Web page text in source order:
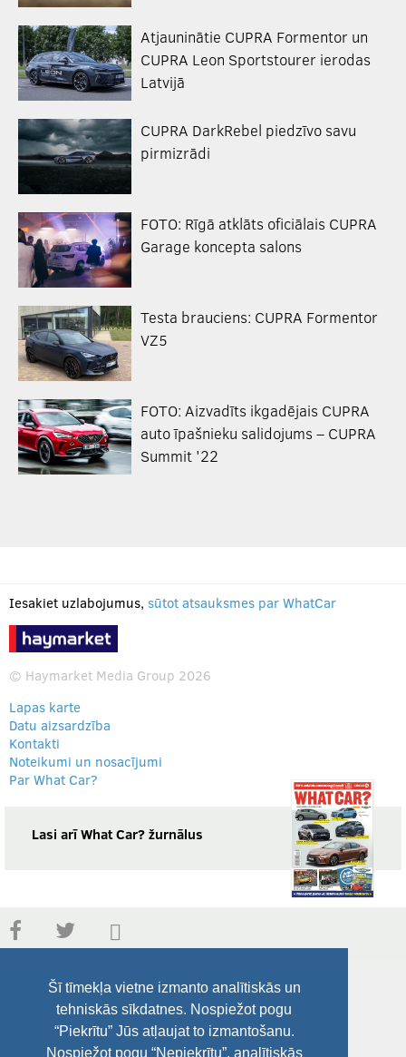
Šī tīmekļa vietne izmanto analītiskās un
tehniskās sīkdatnes. Nospiežot pogu
“Piekrītu” Jūs atļaujat to izmantošanu.
Nospiežot pogu “Nepiekrītu”, analītiskās
Atjauninātie CUPRA Formentor un
CUPRA Leon Sportstourer ierodas
Latvijā
CUPRA DarkRebel piedzīvo savu
pirmizrādi
FOTO: Rīgā atklāts oficiālais CUPRA
Garage koncepta salons
Testa brauciens: CUPRA Formentor
VZ5
FOTO: Aizvadīts ikgadējais CUPRA
auto īpašnieku salidojums – CUPRA
Summit '22
Iesakiet uzlabojumus, sūtot atsauksmes par WhatCar
© Haymarket Media Group 2026
Lapas karte
Datu aizsardzība
Kontakti
Noteikumi un nosacījumi
Par What Car?
Lasi arī What Car? žurnālus